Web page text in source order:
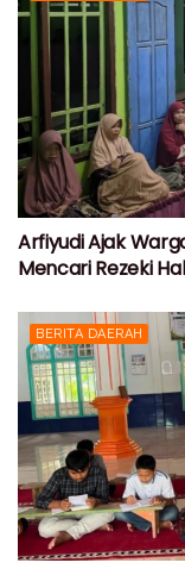
Arfiyudi Ajak
Mencari Rezeki
BERITA DAERAH